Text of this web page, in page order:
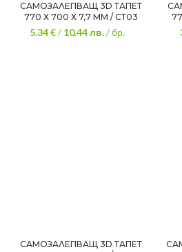
САМОЗАЛЕПВАЩ 3D ТАПЕТ
770 Х 700 Х 7,7 ММ / СТ03
5.34 €/10.44лв./ бр.
САМОЗАЛЕПВАЩ 3D ТАПЕТ